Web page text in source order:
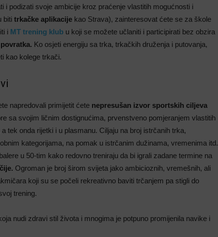
i podizati svoje ambicije kroz praćenje vlastitih mogućnosti i
biti trkačke aplikacije kao Strava), zainteresovat ćete se za škole
i MT trening klub u koji se možete učlaniti i participirati bez obzira
Ko osjeti energiju sa trka, trkačkih druženja i putovanja,
kao kolege trkači.
napredovali primijetit ćete nepresušan izvor sportskih ciljeva
sa svojim ličnim dostignućima, prvenstveno pomjeranjem vlastitih
tek onda rijetki i u plasmanu. Ciljaju na broj istrčanih trka,
kategorijama, na pomak u istrčanim dužinama, vremenima itd.
u 50-tim kako redovno treniraju da bi igrali zadane termine na
Ogroman je broj širom svijeta jako ambicioznih, vremešnih, ali
koji su se počeli rekreativno baviti trčanjem pa stigli do
trening.
nudi zdravi stil života i mnogima je potpuno promijenila navike i